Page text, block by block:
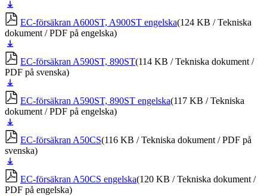
ner
EC-försäkran A600ST, A900ST engelska(124 KB / Tekniska
dokument / PDF på engelska)
ner
EC-försäkran A590ST, 890ST(114 KB / Tekniska dokument /
PDF på svenska)
ner
EC-försäkran A590ST, 890ST engelska(117 KB / Tekniska
dokument / PDF på engelska)
ner
EC-försäkran A50CS(116 KB / Tekniska dokument / PDF på
svenska)
ner
EC-försäkran A50CS engelska(120 KB / Tekniska dokument /
PDF på engelska)